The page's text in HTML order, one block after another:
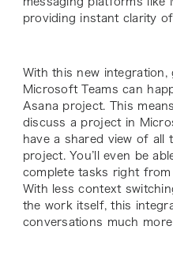
providing instant clarity
With this new
Microsoft Teams can
Asana project. This
discuss a project in
have a shared view of
project. You’ll even be
complete tasks right
With less context
the work itself, this
conversations much